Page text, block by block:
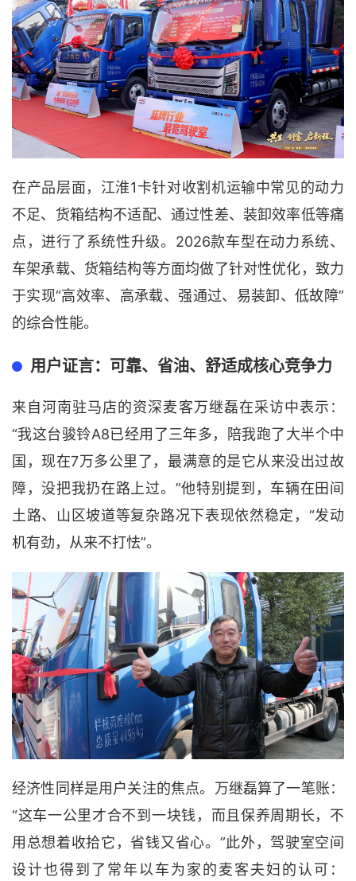
在产品层面，江淮1卡针对收割机运输中常见的动力
不足、货箱结构不适配、通过性差、装卸效率低等痛
点，进行了系统性升级。2026款车型在动力系统、
车架承载、货箱结构等方面均做了针对性优化，致力
于实现“高效率、高承载、强通过、易装卸、低故障”
的综合性能。
用户证言：可靠、省油、舒适成核心竞争力
来自河南驻马店的资深麦客万继磊在采访中表示：
“我这台骏铃A8已经用了三年多，陪我跑了大半个中
国，现在7万多公里了，最满意的是它从来没出过故
障，没把我扔在路上过。”他特别提到，车辆在田间
土路、山区坡道等复杂路况下表现依然稳定，“发动
机有劲，从来不打怯”。
经济性同样是用户关注的焦点。万继磊算了一笔账：
“这车一公里才合不到一块钱，而且保养周期长，不
用总想着收拾它，省钱又省心。”此外，驾驶室空间
设计也得到了常年以车为家的麦客夫妇的认可：